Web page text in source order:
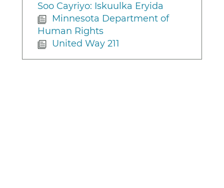
Soo Cayriyo: Iskuulka Eryida
Minnesota Department of
Human Rights
United Way 211